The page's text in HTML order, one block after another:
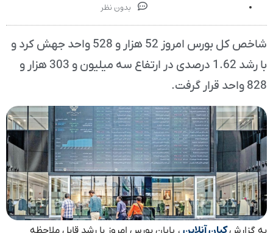
بدون نظر
شاخص کل بورس امروز 52 هزار و 528 واحد جهش کرد و
با رشد 1.62 درصدی در ارتفاع سه میلیون و 303 هزار و
828 واحد قرار گرفت.
به گزارش
، پایان بورس امروز با رشد قابل ملاحظه‌